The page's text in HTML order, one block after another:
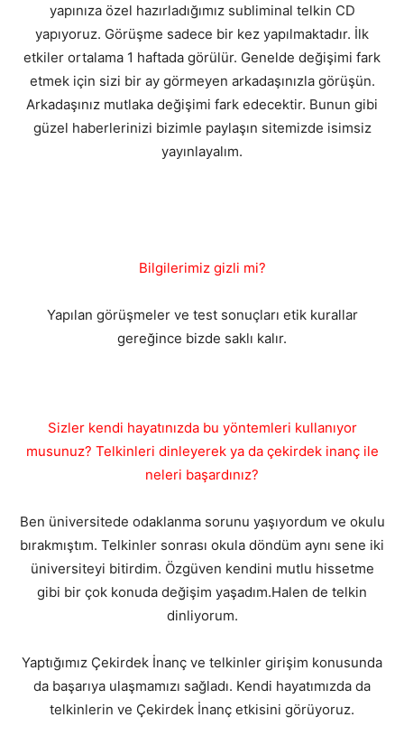
yapınıza özel hazırladığımız subliminal telkin CD
yapıyoruz. Görüşme sadece bir kez yapılmaktadır. İlk
etkiler ortalama 1 haftada görülür. Genelde değişimi fark
etmek için sizi bir ay görmeyen arkadaşınızla görüşün.
Arkadaşınız mutlaka değişimi fark edecektir. Bunun gibi
güzel haberlerinizi bizimle paylaşın sitemizde isimsiz
yayınlayalım.
Bilgilerimiz gizli mi?
Yapılan görüşmeler ve test sonuçları etik kurallar
gereğince bizde saklı kalır.
Sizler kendi hayatınızda bu yöntemleri kullanıyor
musunuz? Telkinleri dinleyerek ya da çekirdek inanç ile
neleri başardınız?
Ben üniversitede odaklanma sorunu yaşıyordum ve okulu
bırakmıştım. Telkinler sonrası okula döndüm aynı sene iki
üniversiteyi bitirdim. Özgüven kendini mutlu hissetme
gibi bir çok konuda değişim yaşadım.Halen de telkin
dinliyorum.
Yaptığımız Çekirdek İnanç ve telkinler girişim konusunda
da başarıya ulaşmamızı sağladı. Kendi hayatımızda da
telkinlerin ve Çekirdek İnanç etkisini görüyoruz.